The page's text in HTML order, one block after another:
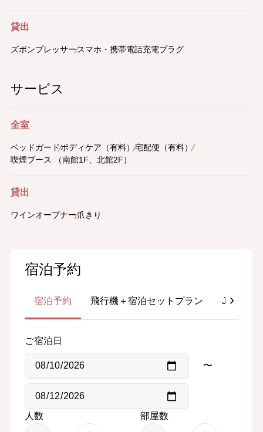
貸出
ズボンプレッサースマホ・携帯電話充電プラグ
サービス
全室
ベッドガードボディケア（有料）宅配便（有料）
喫煙ブース （南館1F、北館2F）
貸出
ワインオープナー爪きり
宿泊予約
宿泊予約 飛行機＋宿泊セットプラン JR＋宿
ご宿泊日
〜
人数 部屋数